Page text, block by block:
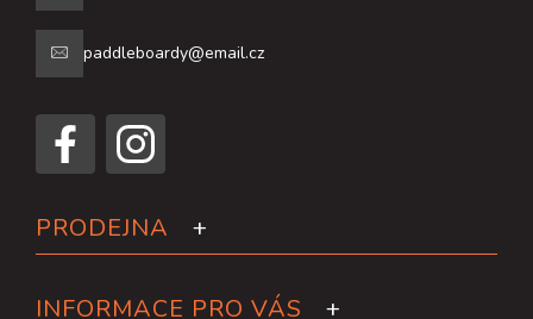
paddleboardy@email.cz
PRODEJNA
INFORMACE PRO VÁS